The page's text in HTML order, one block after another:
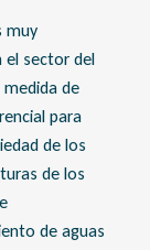
muy
el sector del
medida de
para
de los
de los
de aguas